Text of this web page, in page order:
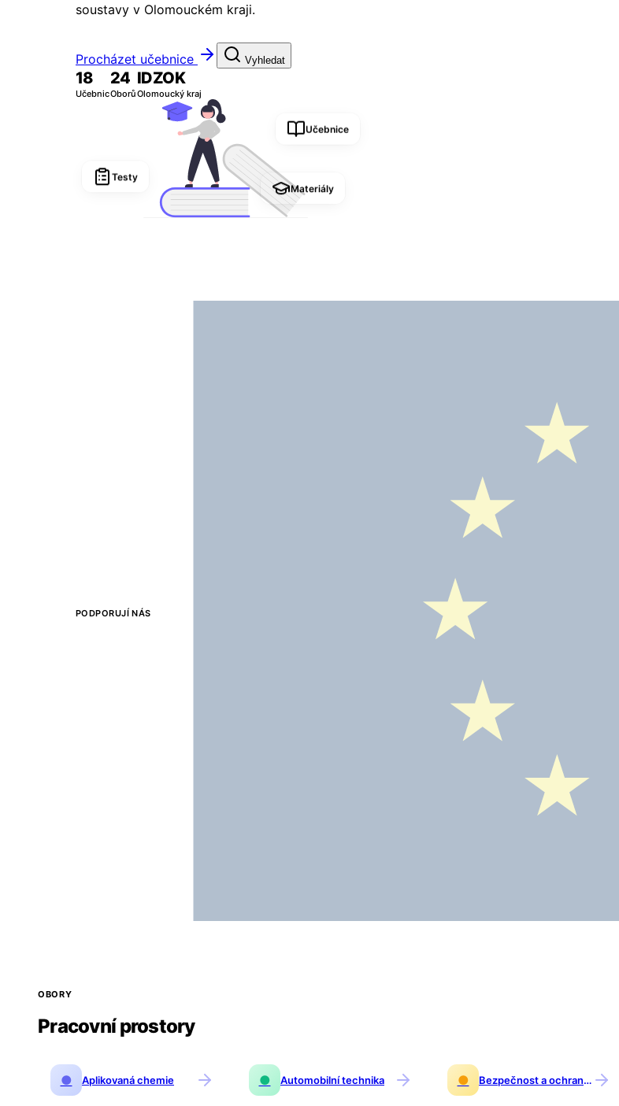
soustavy v Olomouckém kraji.
Procházet učebnice Vyhledat
18
Učebnic
24
Oborů
IDZOK
Olomoucký kraj
Učebnice
Testy
Materiály
PODPORUJÍ NÁS
OBORY
Pracovní prostory
● Aplikovaná chemie ● Automobilní technika ● Bezpečnost a ochrana osob a majetku